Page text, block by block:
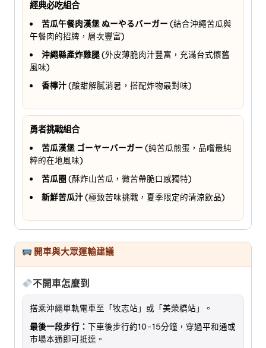
經典必吃組合
苦瓜午餐肉漢堡 ぬーやるバーガー (結合沖繩苦瓜與
午餐肉的招牌，層次豐富)
沖繩縣產炸雞腿(外皮薄脆肉汁豐富，充滿台式懷舊
風味)
香檸汁(酸甜解膩消暑，搭配炸物最對味)
勇者挑戰組合
苦瓜漢堡 ゴーヤーバーガー (純苦瓜煎蛋，品嚐最純
粹的在地風味)
苦瓜圈 (酥炸山苦瓜，微苦帶脆口感獨特)
新鮮苦瓜汁(極致苦味挑戰，夏季限定的清涼飲品)
開車與大眾運輸建議
不開車怎麼到
搭乘沖繩單軌電車至「牧志站」或「美榮橋站」。
最後一段步行： 下車後步行約10-15分鐘，穿過平和通或
市場本通即可抵達。